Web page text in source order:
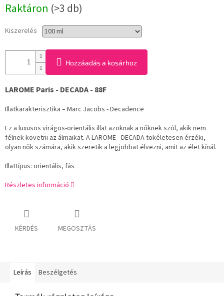
Raktáron (>3 db)
Kiszerelés
Hozzáadás a kosárhoz
LAROME Paris - DECADA - 88F
Illatkarakterisztika – Marc Jacobs - Decadence
Ez a luxusos virágos-orientális illat azoknak a nőknek szól, akik nem
félnek követni az álmaikat. A LAROME - DECADA tökéletesen érzéki,
olyan nők számára, akik szeretik a legjobbat élvezni, amit az élet kínál.
Illattípus: orientális, fás
Részletes információ
KÉRDÉS MEGOSZTÁS
Leírás Beszélgetés